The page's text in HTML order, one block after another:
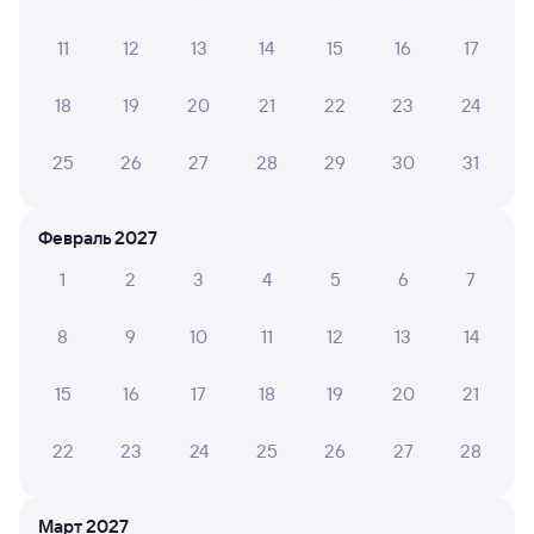
Отель Ласточка
2 ⁠000 ⁠₽
Отель Кузнецк
Отзывы пассажиров Туту о поездах
03 августа 2026 • Поезд 289С
11 12 13 14 15 16 17
18 19 20 21 22 23 24
25 26 27 28 29 30 31
Февраль 2027
1
2 3 4 5 6 7
8 9 10 11 12 13 14
15 16 17 18 19 20 21
22 23 24 25 26 27 28
Март 2027